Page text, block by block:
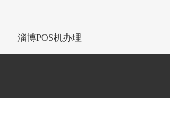
淄博POS机办理